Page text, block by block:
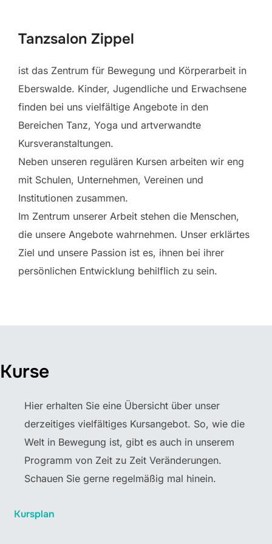
Tanzsalon Zippel
ist das Zentrum für Bewegung und Körperarbeit in
Eberswalde. Kinder, Jugendliche und Erwachsene
finden bei uns vielfältige Angebote in den
Bereichen Tanz, Yoga und artverwandte
Kursveranstaltungen.
Neben unseren regulären Kursen arbeiten wir eng
mit Schulen, Unternehmen, Vereinen und
Institutionen zusammen.
Im Zentrum unserer Arbeit stehen die Menschen,
die unsere Angebote wahrnehmen. Unser erklärtes
Ziel und unsere Passion ist es, ihnen bei ihrer
persönlichen Entwicklung behilflich zu sein.
Kurse
Hier erhalten Sie eine Übersicht über unser
derzeitiges vielfältiges Kursangebot. So, wie die
Welt in Bewegung ist, gibt es auch in unserem
Programm von Zeit zu Zeit Veränderungen.
Schauen Sie gerne regelmäßig mal hinein.
Kursplan